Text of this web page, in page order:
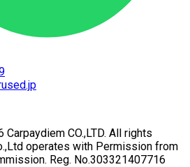
Carpaydiem CO.,LTD. All rights
operates with Permission from
Reg. No.303321407716